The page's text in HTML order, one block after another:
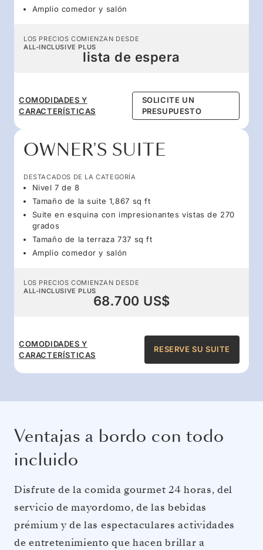
Amplio comedor y salón
LOS PRECIOS COMIENZAN DESDE
ALL-INCLUSIVE PLUS
lista de espera
COMODIDADES Y
CARACTERÍSTICAS
SOLICITE UN
PRESUPUESTO
OWNER'S SUITE
DESTACADOS DE LA CATEGORÍA
Nivel 7 de 8
Tamaño de la suite 1,867 sq ft
Suite en esquina con impresionantes vistas de 270
grados
Tamaño de la terraza 737 sq ft
Amplio comedor y salón
LOS PRECIOS COMIENZAN DESDE
ALL-INCLUSIVE PLUS
68.700 US$
COMODIDADES Y
CARACTERÍSTICAS
RESERVE SU SUITE
Ventajas a bordo con todo
incluido
Disfrute de la comida gourmet 24 horas, del
servicio de mayordomo, de las bebidas
prémium y de las espectaculares actividades
de entretenimiento que hacen brillar a